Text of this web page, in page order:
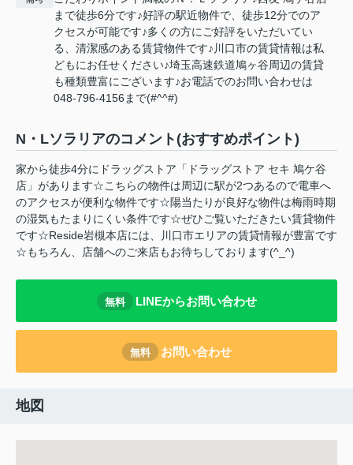
まで徒歩6分です♪好評の駅近物件で、徒歩12分でのア
クセスが可能です♪多くの方にご好評をいただいてい
る、清潔感のある賃貸物件です♪川口市の賃貸情報は私
どもにお任せください♪埼玉高速鉄道鳩ヶ谷周辺の賃貸
も種類豊富にございます♪お電話でのお問い合わせは
048-796-4156まで(#^^#)
N・Lソラリアのコメント(おすすめポイント)
家から徒歩4分にドラッグストア「ドラッグストア セキ 鳩ケ谷
店」があります☆こちらの物件は周辺に駅が2つあるので電車へ
のアクセスが便利な物件です☆陽当たりが良好な物件は梅雨時期
の湿気もたまりにくい条件です☆ぜひご覧いただきたい賃貸物件
です☆Reside岩槻本店には、川口市エリアの賃貸情報が豊富です
☆もちろん、店舗へのご来店もお待ちしております(^_^)
無料 LINEからお問い合わせ
無料 お問い合わせ
地図